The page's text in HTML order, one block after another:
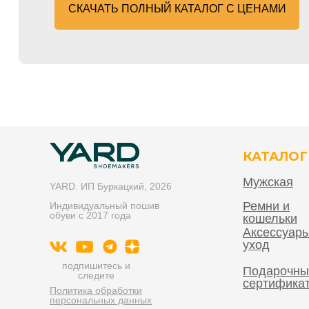
СКАЧАТЬ ПОЛНЫЙ КАТАЛОГ С ЦЕНАМИ
YARD. ИП Буркацкий, 2026
Индивидуальный пошив
обуви с 2017 года
КАТАЛОГ
подпишитесь и
следите
Политика обработки
персональных данных
Мужская
Ремни и
кошельки
уход